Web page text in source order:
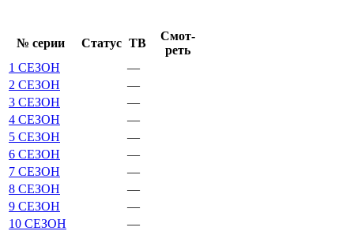
№ се­рии Ста­тус ТВ
Смот­
реть
1 СЕЗОН
—
2 СЕЗОН
—
3 СЕЗОН
—
4 СЕЗОН
—
5 СЕЗОН
—
6 СЕЗОН
—
7 СЕЗОН
—
8 СЕЗОН
—
9 СЕЗОН
—
10 СЕЗОН
—